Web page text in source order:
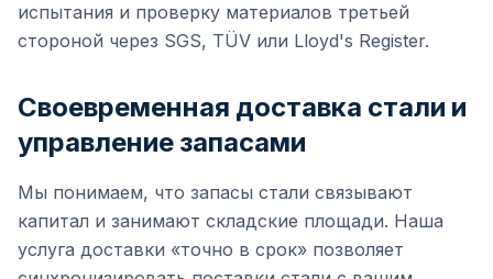
испытания и проверку материалов третьей
стороной через SGS, TÜV или Lloyd's Register.
Своевременная доставка стали и
управление запасами
Мы понимаем, что запасы стали связывают
капитал и занимают складские площади. Наша
услуга доставки «точно в срок» позволяет